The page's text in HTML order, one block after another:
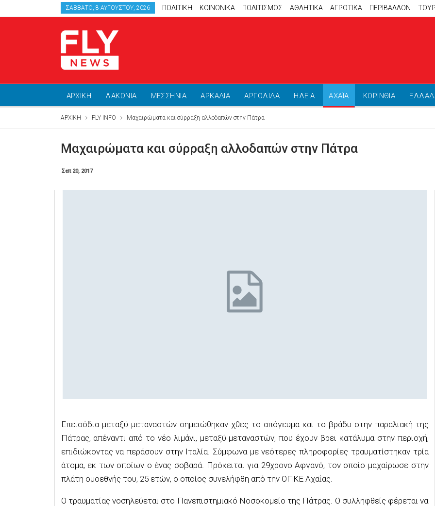
ΣΆΒΒΑΤΟ, 8 ΑΥΓΟΎΣΤΟΥ, 2026 ΠΟΛΙΤΙΚΗ ΚΟΙΝΩΝΙΚΑ ΠΟΛΙΤΙΣΜΟΣ ΑΘΛΗΤΙΚΆ ΑΓΡΟΤΙΚΑ ΠΕΡΙΒΑΛΛΟΝ
ΑΡΧΙΚΗ ΛΑΚΩΝΙΑ ΜΕΣΣΗΝΙΑ ΑΡΚΑΔΙΑ ΑΡΓΟΛΙΔΑ ΗΛΕΙΑ ΑΧΑΪΑ ΚΟΡΙΝΘΙΑ
ΑΡΧΙΚΗ FLY INFO Μαχαιρώματα και σύρραξη αλλοδαπών στην Πάτρα
Μαχαιρώματα και σύρραξη αλλοδαπών στην Πάτρα
Σεπ 20, 2017
Επεισόδια μεταξύ μεταναστών σημειώθηκαν χθες το απόγευμα και το βράδυ στην παραλιακή της
Πάτρας, απέναντι από το νέο λιμάνι, μεταξύ μεταναστών, που έχουν βρει κατάλυμα στην περιοχή,
επιδιώκοντας να περάσουν στην Ιταλία. Σύμφωνα με νεότερες πληροφορίες τραυματίστηκαν τρία
άτομα, εκ των οποίων ο ένας σοβαρά. Πρόκειται για 29χρονο Αφγανό, τον οποίο μαχαίρωσε στην
πλάτη ομοεθνής του, 25 ετών, ο οποίος συνελήφθη από την ΟΠΚΕ Αχαΐας.
Ο τραυματίας νοσηλεύεται στο Πανεπιστημιακό Νοσοκομείο της Πάτρας. Ο συλληφθείς φέρεται να